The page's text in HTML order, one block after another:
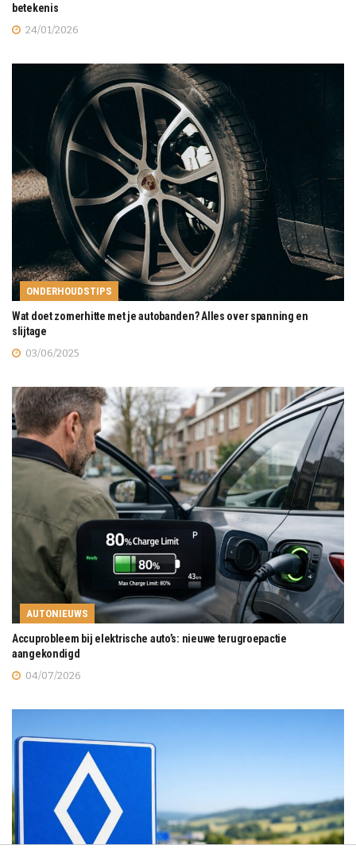
betekenis
24/01/2026
ONDERHOUDSTIPS
Wat doet zomerhitte met je autobanden? Alles over spanning en
slijtage
03/06/2025
AUTONIEUWS
Accuprobleem bij elektrische auto’s: nieuwe terugroepactie
aangekondigd
04/07/2026